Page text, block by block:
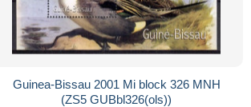
Guinea-Bissau 2001 Mi block 326 MNH
(ZS5 GUBbl326(ols))